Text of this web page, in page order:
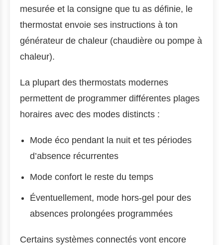
mesurée et la consigne que tu as définie, le
thermostat envoie ses instructions à ton
générateur de chaleur (chaudière ou pompe à
chaleur).
La plupart des thermostats modernes
permettent de programmer différentes plages
horaires avec des modes distincts :
Mode éco pendant la nuit et tes périodes
d’absence récurrentes
Mode confort le reste du temps
Éventuellement, mode hors-gel pour des
absences prolongées programmées
Certains systèmes connectés vont encore